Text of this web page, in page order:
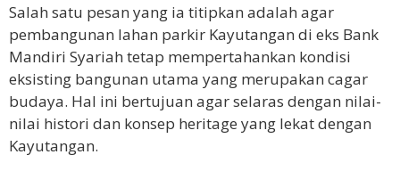
Salah satu pesan yang ia titipkan adalah agar
pembangunan lahan parkir Kayutangan di eks Bank
Mandiri Syariah tetap mempertahankan kondisi
eksisting bangunan utama yang merupakan cagar
budaya. Hal ini bertujuan agar selaras dengan nilai-
nilai histori dan konsep heritage yang lekat dengan
Kayutangan.